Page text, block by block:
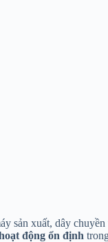
sản xuất, dây
động ổn định